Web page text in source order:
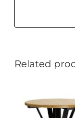
Related